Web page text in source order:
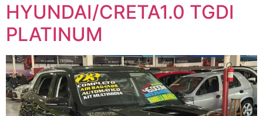
HYUNDAI/CRETA1.0 TGDI
PLATINUM